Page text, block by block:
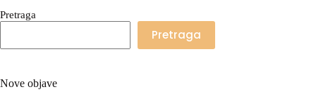
Pretraga
Pretraga
Nove objave